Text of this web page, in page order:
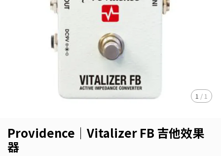
1 / 1
Providence｜Vitalizer FB 吉他效果
器